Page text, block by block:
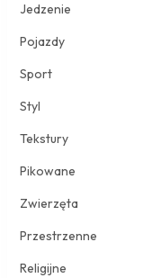
Jedzenie
Pojazdy
Sport
Styl
Tekstury
Pikowane
Zwierzęta
Przestrzenne
Religijne